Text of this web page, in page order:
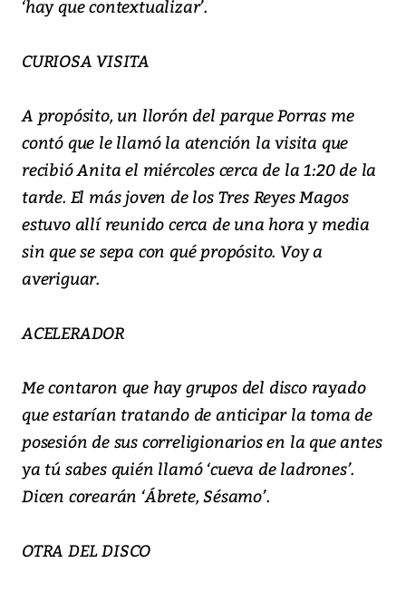
‘hay que contextualizar’.
CURIOSA VISITA
A propósito, un llorón del parque Porras me
contó que le llamó la atención la visita que
recibió Anita el miércoles cerca de la 1:20 de la
tarde. El más joven de los Tres Reyes Magos
estuvo allí reunido cerca de una hora y media
sin que se sepa con qué propósito. Voy a
averiguar.
ACELERADOR
Me contaron que hay grupos del disco rayado
que estarían tratando de anticipar la toma de
posesión de sus correligionarios en la que antes
ya tú sabes quién llamó ‘cueva de ladrones’.
Dicen corearán ‘Ábrete, Sésamo’.
OTRA DEL DISCO